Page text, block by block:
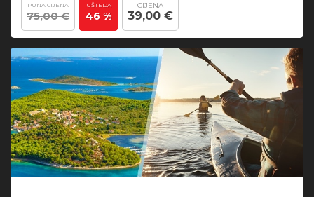
PUNA CIJENA
75,00 €
UŠTEDA
46 %
CIJENA
39,00 €